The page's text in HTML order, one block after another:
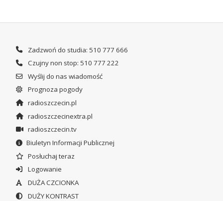
Zadzwoń do studia: 510 777 666
Czujny non stop: 510 777 222
Wyślij do nas wiadomość
Prognoza pogody
radioszczecin.pl
radioszczecinextra.pl
radioszczecin.tv
Biuletyn Informacji Publicznej
Posłuchaj teraz
Logowanie
DUŻA CZCIONKA
DUŻY KONTRAST